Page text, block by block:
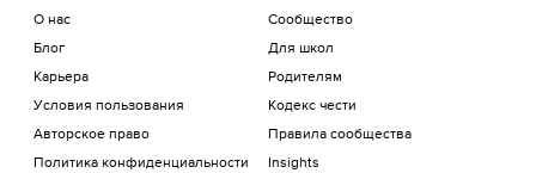
О нас
Блог
Карьера
Условия пользования
Авторское право
Политика конфиденциальности
Сообщество
Для школ
Родителям
Кодекс чести
Правила сообщества
Insights